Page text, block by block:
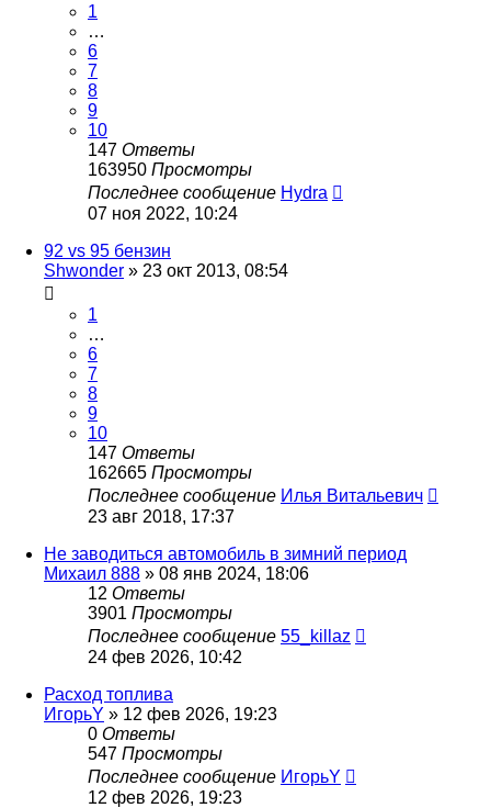
1
…
6
7
8
9
10
147 Ответы
163950 Просмотры
Последнее сообщение Hydra
07 ноя 2022, 10:24
92 vs 95 бензин
Shwonder » 23 окт 2013, 08:54
1
…
6
7
8
9
10
147 Ответы
162665 Просмотры
Последнее сообщение Илья Витальевич
23 авг 2018, 17:37
Не заводиться автомобиль в зимний период
Михаил 888 » 08 янв 2024, 18:06
12 Ответы
3901 Просмотры
Последнее сообщение 55_killaz
24 фев 2026, 10:42
Расход топлива
ИгорьY » 12 фев 2026, 19:23
0 Ответы
547 Просмотры
Последнее сообщение ИгорьY
12 фев 2026, 19:23